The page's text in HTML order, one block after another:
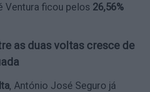
Ventura ficou pelos 26,56%
as duas voltas cresce de
, António José Seguro já